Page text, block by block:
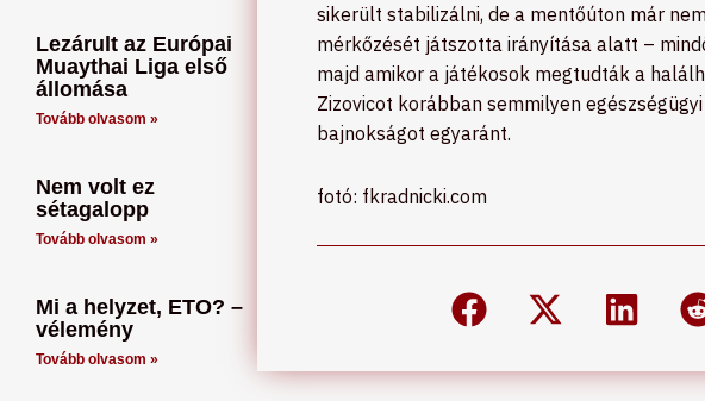
Lezárult az Európai
Muaythai Liga első
állomása
Tovább olvasom »
Nem volt ez
sétagalopp
Tovább olvasom »
Mi a helyzet, ETO? –
vélemény
Tovább olvasom »
sikerült stabilizálni, de a mentőúton már
mérkőzését játszotta irányítása alatt –
majd amikor a játékosok megtudták a
Zizovicot korábban semmilyen
bajnokságot egyaránt.
fotó: fkradnicki.com